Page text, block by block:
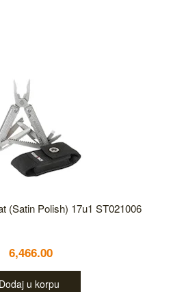
(Satin Polish) 17u1 ST021006
6,466.00
Dodaj u korpu